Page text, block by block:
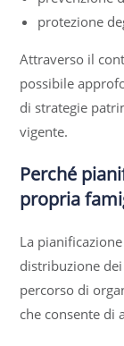
protezione
Attraverso il
possibile
di strategie
vigente.
Perché
propria
La
distribuzione
percorso di
che consente di